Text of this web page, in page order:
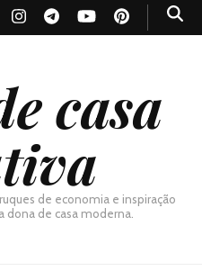
casa
de economia e inspiração
dona de casa moderna.